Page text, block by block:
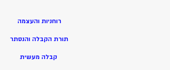
רוחניות והעצמה
תורת הקבלה והנסתר
קבלה מעשית